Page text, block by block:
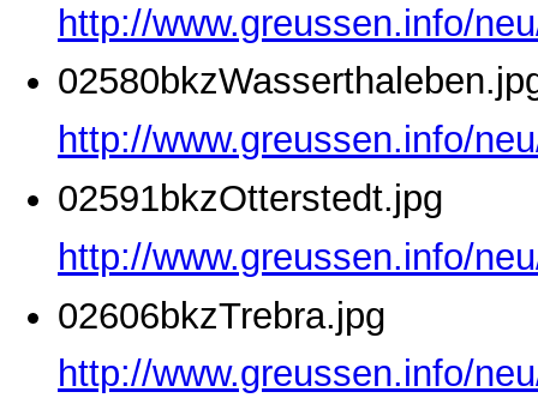
http://www.greussen.info/
http://www.greussen.info/
02591bkzOtterstedt.jpg
http://www.greussen.info/
02606bkzTrebra.jpg
http://www.greussen.info/